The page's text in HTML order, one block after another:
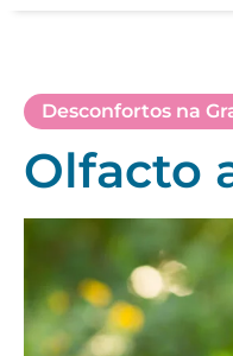
Desconfortos na
Olfacto